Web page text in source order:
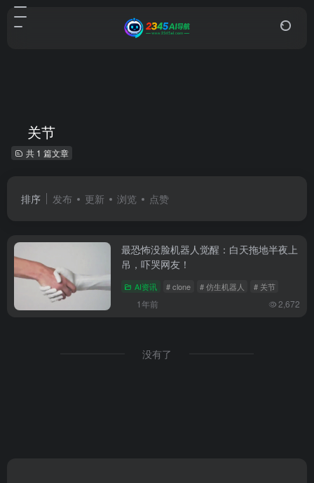
关节
共 1 篇文章
排序 发布 更新 浏览 点赞
最恐怖没脸机器人觉醒：白天拖地半夜上
吊，吓哭网友！
AI资讯 # clone # 仿生机器人 # 关节
1年前 2,672
没有了